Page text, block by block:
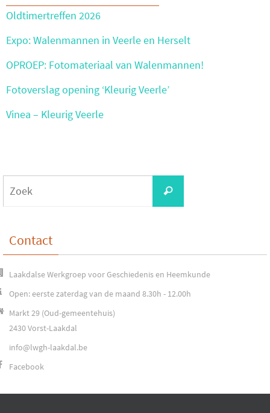
Oldtimertreffen 2026
Expo: Walenmannen in Veerle en Herselt
OPROEP: Fotomateriaal van Walenmannen!
Fotoverslag opening ‘Kleurig Veerle’
Vinea – Kleurig Veerle
Zoek
Contact
Laakdalse Werkgroep voor Geschiedenis en Heemkunde
Open: eerste zaterdag van de maand 8.30h - 12.00h
Markt 29 (Oud-gemeentehuis)
2430 Vorst-Laakdal
info@lwgh-laakdal.be
Facebook